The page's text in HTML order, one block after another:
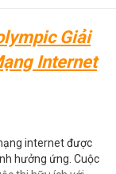
Giải
Internet
internet được
hưởng ứng. Cuộc